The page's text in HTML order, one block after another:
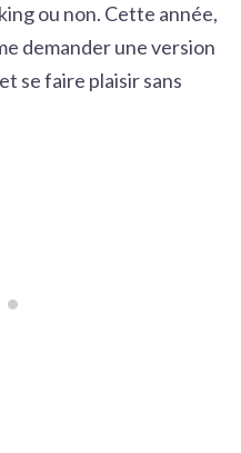
ou non. Cette année,
demander une version
se faire plaisir sans